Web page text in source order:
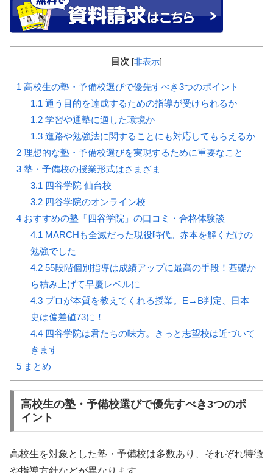
目次 [非表示]
1 高校生の塾・予備校選びで優先すべき3つのポイント
1.1 通う目的を達成するための指導が受けられるか
1.2学習や通塾に適した環境か
1.3進路や勉強法に関することにも対応してもらえるか
2 理想的な塾・予備校選びを実現するために重要なこと
3 塾・予備校の授業形式はさまざま
3.1 四谷学院 仙台校
3.2四谷学院のオンライン校
4 おすすめの塾「四谷学院」の口コミ・合格体験談
4.1 MARCHも全滅だった現役時代。赤本を解くだけの
勉強でした
4.255段階個別指導は成績アップに最高の手段！基礎か
ら積み上げて早慶レベルに
4.3プロが本質を教えてくれる授業。E→B判定、日本
史は偏差値73に！
4.4四谷学院は君たちの味方。きっと志望校は近づいて
きます
5 まとめ
高校生の塾・予備校選びで優先すべき3つのポ
イント
高校生を対象とした塾・予備校は多数あり、それぞれ特徴
や指導方針などが異なります。